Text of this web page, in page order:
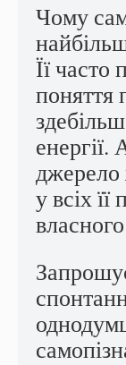
Чому
Її
поняття
джерело
у всіх